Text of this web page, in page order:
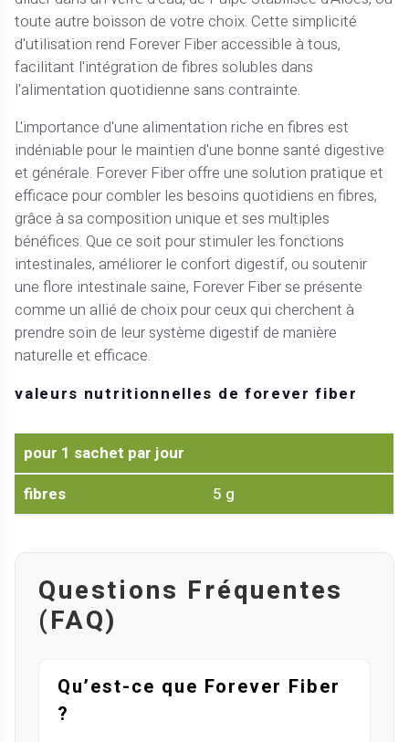
toute autre boisson de votre choix. Cette simplicité
d'utilisation rend Forever Fiber accessible à tous,
facilitant l'intégration de fibres solubles dans
l'alimentation quotidienne sans contrainte.
L'importance d'une alimentation riche en fibres est
indéniable pour le maintien d'une bonne santé digestive
et générale. Forever Fiber offre une solution pratique et
efficace pour combler les besoins quotidiens en fibres,
grâce à sa composition unique et ses multiples
bénéfices. Que ce soit pour stimuler les fonctions
intestinales, améliorer le confort digestif, ou soutenir
une flore intestinale saine, Forever Fiber se présente
comme un allié de choix pour ceux qui cherchent à
prendre soin de leur système digestif de manière
naturelle et efficace.
valeurs nutritionnelles de forever fiber
pour 1 sachet par jour
fibres
5 g
Questions Fréquentes
(FAQ)
Qu’est-ce que Forever Fiber
?